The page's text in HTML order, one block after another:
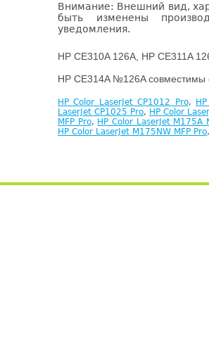
Внимание: Внешний вид,
быть изменены
уведомления.
HP CE310A 126A, HP CE311A
HP CE314A №126A совместимы
HP Color LaserJet CP1012 Pro,
LaserJet CP1025 Pro, HP Color
MFP Pro, HP Color LaserJet M175A
HP Color LaserJet M175NW MFP Pro